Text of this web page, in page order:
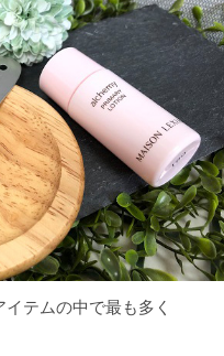
テムの中で最も多く